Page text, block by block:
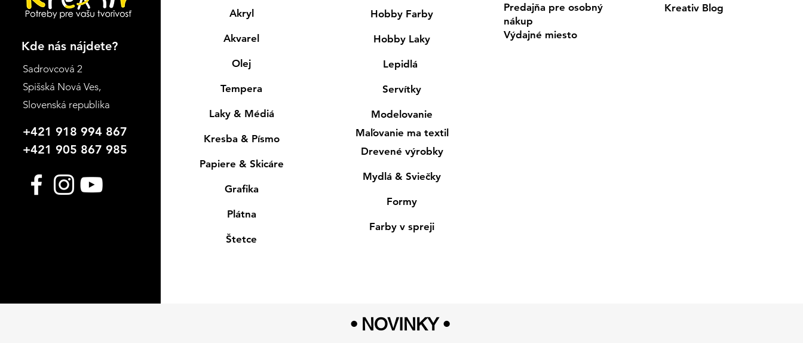
Kde nás nájdete?
Sadrovcová 2
Spišská Nová Ves,
Slovenská republika
+421 918 994 867
+421 905 867 985
Akryl
Akvarel
Olej
Tempera
Laky & Médiá
Kresba & Písmo
Papiere & Skicáre
Grafika
Plátna
Štetce
Hobby Farby
Hobby Laky
Lepidlá
Servítky
Modelovanie
Maľovanie ma textil
Drevené výrobky
Mydlá & Sviečky
Formy
Farby v spreji
Predajňa pre osobný
nákup
Výdajné miesto
Kreativ Blog
• NOVINKY •